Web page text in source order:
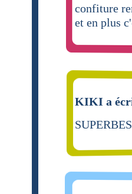
confiture
et en plus
KIKI a